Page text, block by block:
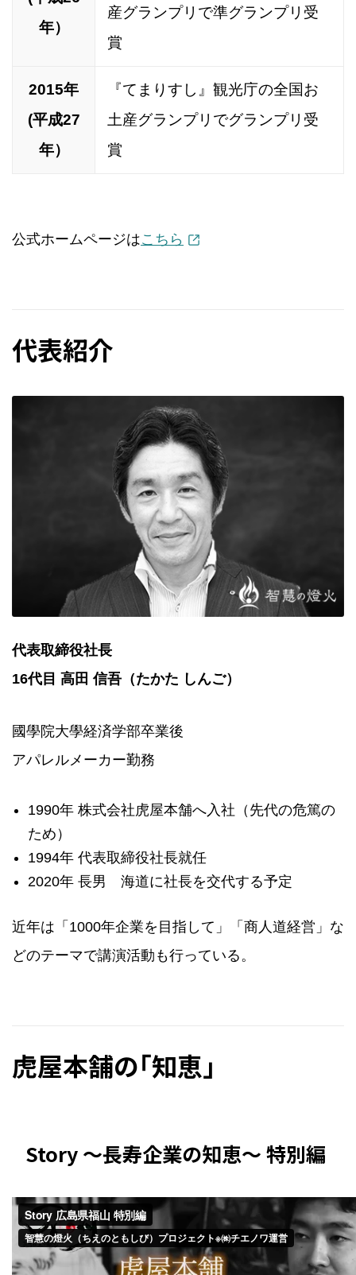
年）
産グランプリで準グランプリ受
賞
2015年
(平成27
年）
『てまりすし』観光庁の全国お
土産グランプリでグランプリ受
賞
公式ホームページはこちら
代表紹介
代表取締役社長
16代目 高田 信吾（たかた しんご）
國學院大學経済学部卒業後
アパレルメーカー勤務
1990年 株式会社虎屋本舗へ入社（先代の危篤の
ため）
1994年 代表取締役社長就任
2020年 長男 海道に社長を交代する予定
近年は「1000年企業を目指して」「商人道経営」な
どのテーマで講演活動も行っている。
虎屋本舗の「知恵」
Story 〜長寿企業の知恵〜 特別編